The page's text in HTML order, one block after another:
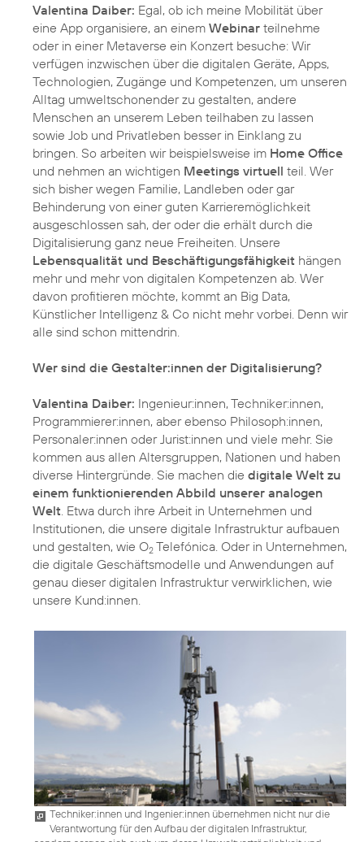
Valentina Daiber: Egal, ob ich meine Mobilität über
eine App organisiere, an einem Webinar teilnehme
oder in einer Metaverse ein Konzert besuche: Wir
verfügen inzwischen über die digitalen Geräte, Apps,
Technologien, Zugänge und Kompetenzen, um unseren
Alltag umweltschonender zu gestalten, andere
Menschen an unserem Leben teilhaben zu lassen
sowie Job und Privatleben besser in Einklang zu
bringen. So arbeiten wir beispielsweise im Home Office
und nehmen an wichtigen Meetings virtuell teil. Wer
sich bisher wegen Familie, Landleben oder gar
Behinderung von einer guten Karrieremöglichkeit
ausgeschlossen sah, der oder die erhält durch die
Digitalisierung ganz neue Freiheiten. Unsere
Lebensqualität und Beschäftigungsfähigkeit hängen
mehr und mehr von digitalen Kompetenzen ab. Wer
davon profitieren möchte, kommt an Big Data,
Künstlicher Intelligenz & Co nicht mehr vorbei. Denn wir
alle sind schon mittendrin.
Wer sind die Gestalter:innen der Digitalisierung?
Valentina Daiber: Ingenieur:innen, Techniker:innen,
Programmierer:innen, aber ebenso Philosoph:innen,
Personaler:innen oder Jurist:innen und viele mehr. Sie
kommen aus allen Altersgruppen, Nationen und haben
diverse Hintergründe. Sie machen die digitale Welt zu
einem funktionierenden Abbild unserer analogen
Welt . Etwa durch ihre Arbeit in Unternehmen und
Institutionen, die unsere digitale Infrastruktur aufbauen
und gestalten, wie O2 Telefónica. Oder in Unternehmen,
die digitale Geschäftsmodelle und Anwendungen auf
genau dieser digitalen Infrastruktur verwirklichen, wie
unsere Kund:innen.
Techniker:innen und Ingenier:innen übernehmen nicht nur die
Verantwortung für den Aufbau der digitalen Infrastruktur,